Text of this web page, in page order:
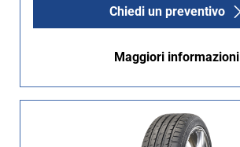
Chiedi un preventivo
Maggiori informazioni